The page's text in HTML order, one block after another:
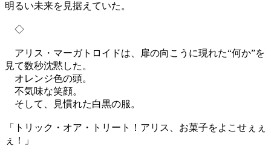
明るい未来を見据えていた。
◇
アリス・マーガトロイドは、扉の向こうに現れた“何か”を
見て数秒沈黙した。
オレンジ色の頭。
不気味な笑顔。
そして、見慣れた白黒の服。
「トリック・オア・トリート！アリス、お菓子をよこせぇぇ
ぇ！」